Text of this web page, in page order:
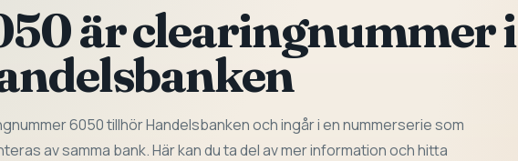
är clearingnummer i
6050 tillhör Handelsbanken och ingår i en nummerserie som
av samma bank. Här kan du ta del av mer information och hitta